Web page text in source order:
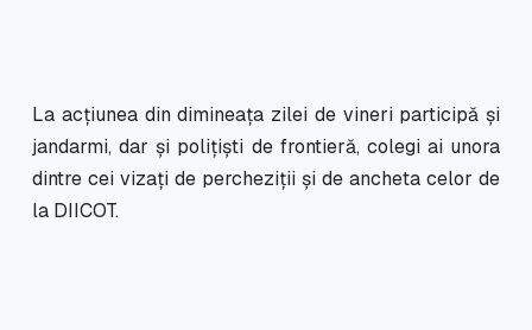
La acțiunea din dimineața zilei de vineri participă și
jandarmi, dar și polițiști de frontieră, colegi ai unora
dintre cei vizați de percheziții și de ancheta celor de
la DIICOT.